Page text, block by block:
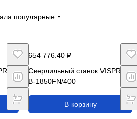
популярные
654 776.40 ₽
Сверлильный станок VISPROM
B-1850FN/400
В корзину